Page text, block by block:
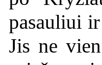
pasauliui
Jis ne